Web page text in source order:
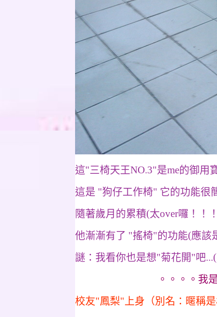
這"三椅天王NO.3"是me的御用
這是 "狗仔工作椅" 它的功能很
隨著歲月的累積(太over囉！！
他漸漸有了 "搖椅"的功能(應該
謎：我看你也是想"菊花開"吧
。 。。。我
校友"鳳梨"上身（別名：暱稱